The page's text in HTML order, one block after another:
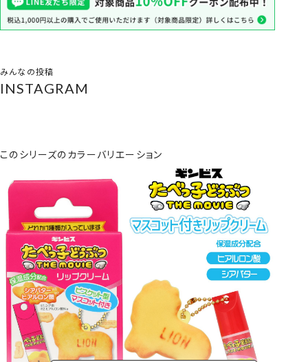
みんなの投稿
INSTAGRAM
このシリーズのカラーバリエーション